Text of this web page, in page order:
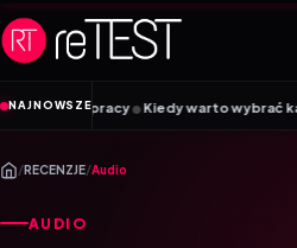
Przejdź do treści
NAJNOWSZE
Kiedy warto wybrać kartę SIM, a kiedy
/RECENZJE/Audio
AUDIO